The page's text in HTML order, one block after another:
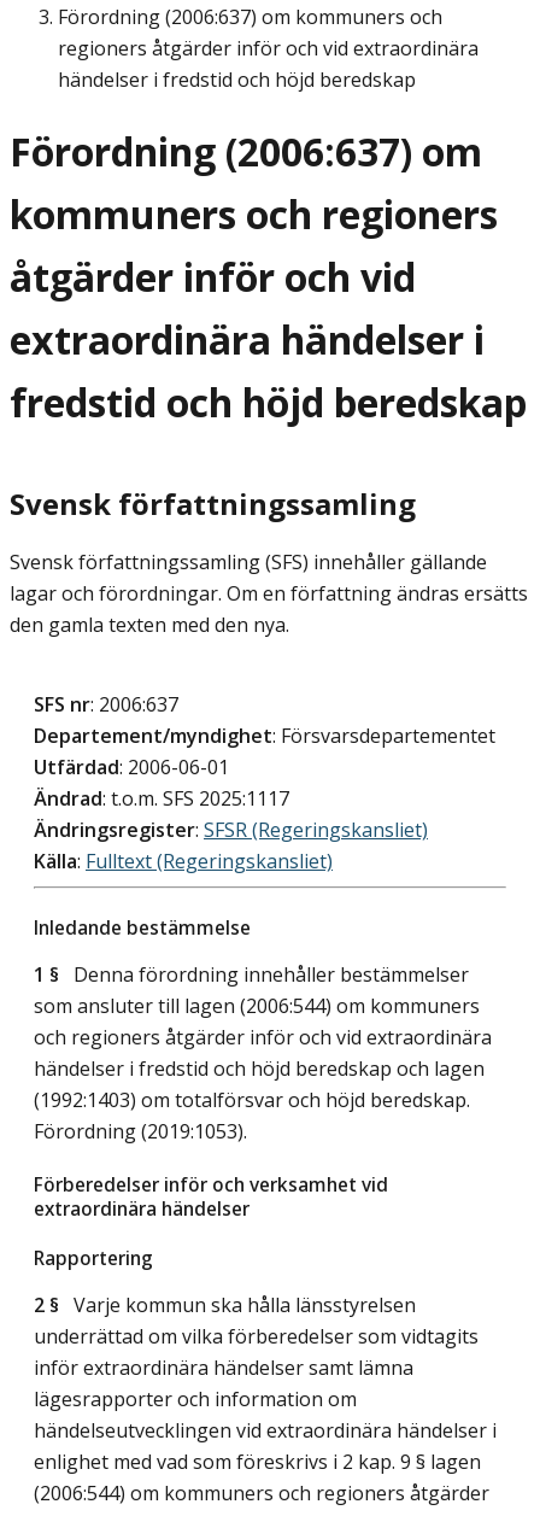
Förordning (2006:637) om kommuners och
regioners åtgärder inför och vid extraordinära
händelser i fredstid och höjd beredskap
Förordning (2006:637) om
kommuners och regioners
åtgärder inför och vid
extraordinära händelser i
fredstid och höjd beredskap
Svensk författningssamling
Svensk författningssamling (SFS) innehåller gällande
lagar och förordningar. Om en författning ändras ersätts
den gamla texten med den nya.
SFS nr: 2006:637
Departement/myndighet: Försvarsdepartementet
Utfärdad: 2006-06-01
Ändrad: t.o.m. SFS 2025:1117
Ändringsregister: SFSR (Regeringskansliet)
Källa: Fulltext (Regeringskansliet)
Inledande bestämmelse
1 § Denna förordning innehåller bestämmelser
som ansluter till lagen (2006:544) om kommuners
och regioners åtgärder inför och vid extraordinära
händelser i fredstid och höjd beredskap och lagen
(1992:1403) om totalförsvar och höjd beredskap.
Förordning (2019:1053).
Förberedelser inför och verksamhet vid
extraordinära händelser
Rapportering
2 § Varje kommun ska hålla länsstyrelsen
underrättad om vilka förberedelser som vidtagits
inför extraordinära händelser samt lämna
lägesrapporter och information om
händelseutvecklingen vid extraordinära händelser i
enlighet med vad som föreskrivs i 2 kap. 9 § lagen
(2006:544) om kommuners och regioners åtgärder